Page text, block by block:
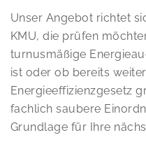
Unser Angebot richtet
KMU, die prüfen
turnusmäßige
ist oder ob bereits
Energieeffizienzgesetz
fachlich saubere
Grundlage für Ihre